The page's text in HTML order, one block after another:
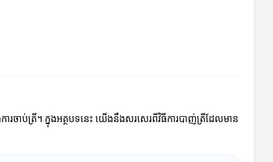
ចាប់ត្រី។ ក្នុងអត្ថបទនេះ យើងនឹងសរសេរពីវិធីការបាញ់ត្រីដែលមាន